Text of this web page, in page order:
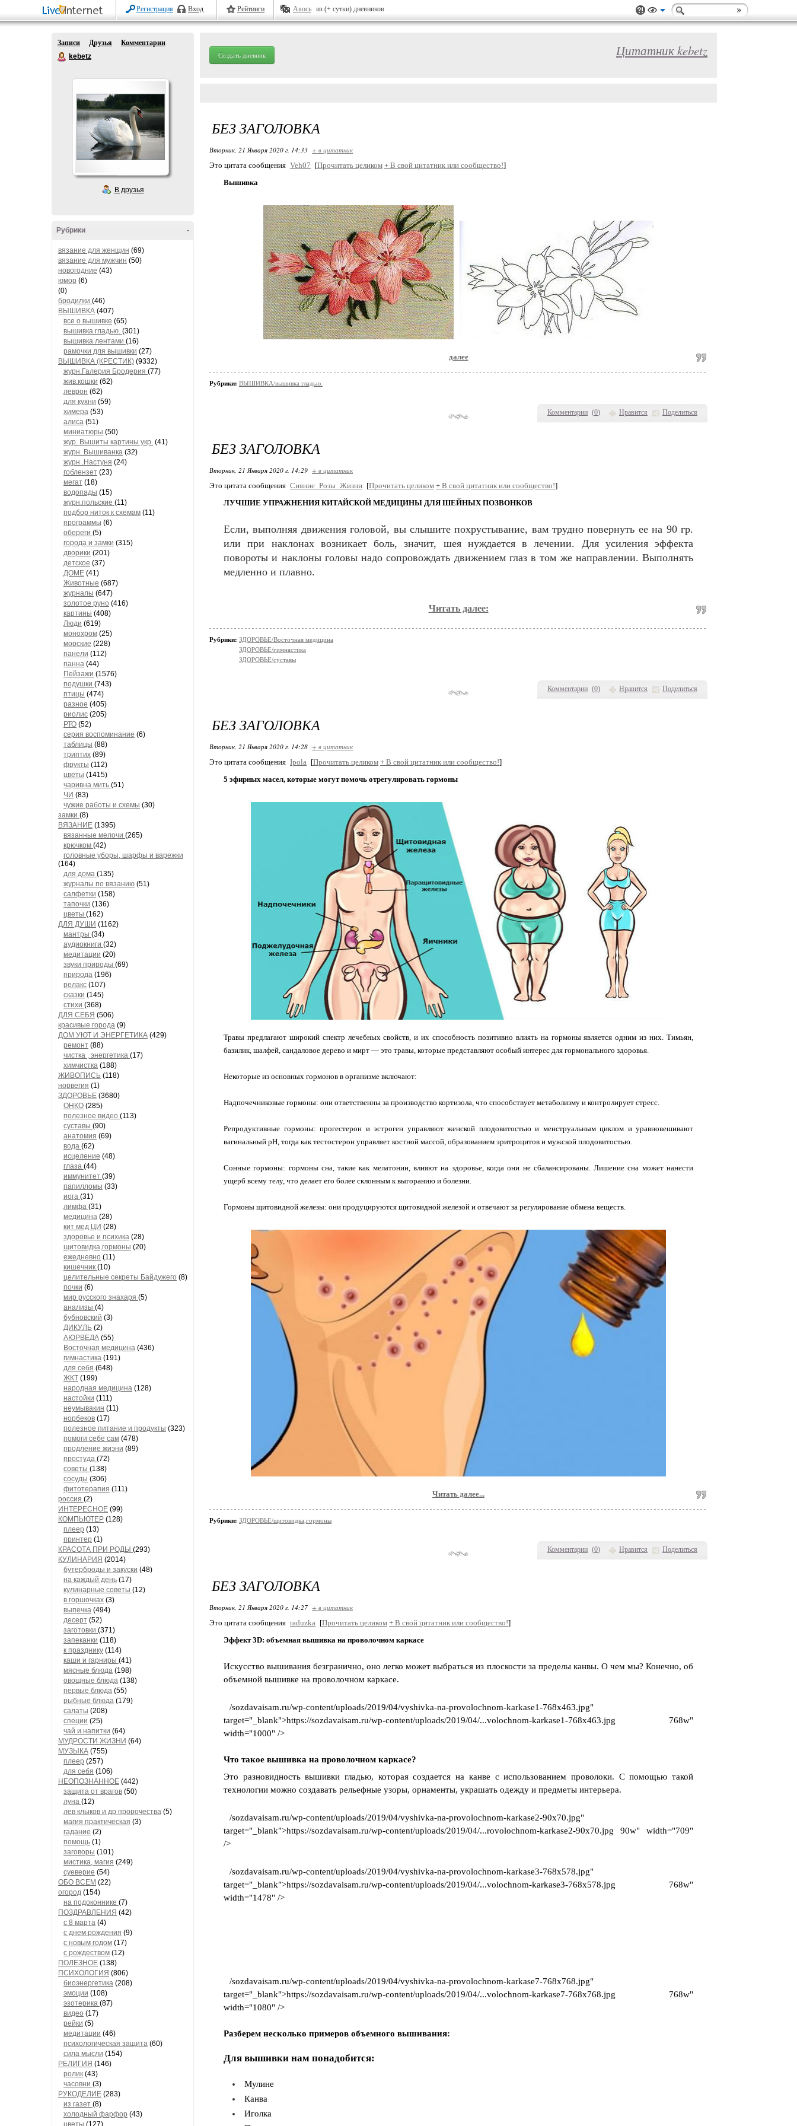
Регистрация Вход Рейтинги Авось из (+ сутки) дневников
Записи Друзья
Комментарии
kebetz
В друзья
-
Рубрики
вязание для женщин (69)
вязание для мужчин (50)
новогодние (43)
юмор (6)
(0)
бродилки (46)
ВЫШИВКА (407)
все о вышивке (65)
вышивка гладью. (301)
вышивка лентами (16)
рамочки для вышивки (27)
ВЫШИВКА (КРЕСТИК) (9332)
журн.Галерия Бродерия (77)
жив.кошки (62)
леврон (62)
для кухни (59)
химера (53)
алиса (51)
миниатюры (50)
жур. Вышиты картины укр. (41)
журн. Вышиванка (32)
журн .Настуня (24)
гоблензет (23)
мегат (18)
водопады (15)
журн.польские (11)
подбор ниток к схемам (11)
программы (6)
обереги (5)
города и замки (315)
дворики (201)
детское (37)
ДОМЕ (41)
Животные (687)
журналы (647)
золотое руно (416)
картины (408)
Люди (619)
монохром (25)
морские (228)
панели (112)
панна (44)
Пейзажи (1576)
подушки (743)
птицы (474)
разное (405)
риолис (205)
РТО (52)
серия воспоминание (6)
таблицы (88)
триптих (89)
фрукты (112)
цветы (1415)
чаривна мить (51)
ЧИ (83)
чужие работы и схемы (30)
замки (8)
ВЯЗАНИЕ (1395)
вязанные мелочи (265)
крючком (42)
головные уборы, шарфы и варежки
(164)
для дома (135)
журналы по вязанию (51)
салфетки (158)
тапочки (136)
цветы (162)
ДЛЯ ДУШИ (1162)
мантры (34)
аудиокниги (32)
медитации (20)
звуки природы (69)
природа (196)
релакс (107)
сказки (145)
стихи (368)
ДЛЯ СЕБЯ (506)
красивые города (9)
ДОМ УЮТ И ЭНЕРГЕТИКА (429)
ремонт (88)
чистка , энергетика (17)
химчистка (188)
ЖИВОПИСЬ (118)
норвегия (1)
ЗДОРОВЬЕ (3680)
ОНКО (285)
полезное видео (113)
суставы (90)
анатомия (69)
вода (62)
исцеление (48)
глаза (44)
иммунитет (39)
папилломы (33)
иога (31)
лимфа (31)
медицина (28)
кит мед ЦИ (28)
здоровье и психика (28)
щитовидка,гормоны (20)
ежедневно (11)
кишечник (10)
целительные секреты Байдужего (8)
почки (6)
мир русского знахаря (5)
анализы (4)
бубновский (3)
ДИКУЛЬ (2)
АЮРВЕДА (55)
Восточная медицина (436)
гимнастика (191)
для себя (648)
ЖКТ (199)
народная медицина (128)
настойки (111)
неумывакин (11)
норбеков (17)
полезное питание и продукты (323)
помоги себе сам (478)
продление жиэни (89)
простуда (72)
советы (138)
сосуды (306)
фитотерапия (111)
россия (2)
ИНТЕРЕСНОЕ (99)
КОМПЬЮТЕР (128)
плеер (13)
принтер (1)
КРАСОТА ПРИ РОДЫ (293)
КУЛИНАРИЯ (2014)
бутерброды и закуски (48)
на каждый день (17)
кулинарные советы (12)
в горшочках (3)
выпечка (494)
десерт (52)
заготовки (371)
запеканки (118)
к празднику (114)
каши и гарниры (41)
мясные блюда (198)
овощные блюда (138)
первые блюда (55)
рыбные блюда (179)
салаты (208)
специи (25)
чай и напитки (64)
МУДРОСТИ ЖИЗНИ (64)
МУЗЫКА (755)
плеер (257)
для себя (106)
НЕОПОЗНАННОЕ (442)
защита от врагов (50)
луна (12)
лев клыков и др пророчества (5)
магия практическая (3)
гадание (2)
помощь (1)
заговоры (101)
мистика, магия (249)
суеверие (54)
ОБО ВСЕМ (22)
огород (154)
на подоконнике (7)
ПОЗДРАВЛЕНИЯ (42)
с 8 марта (4)
с днем рождения (9)
с новым годом (17)
с рождеством (12)
ПОЛЕЗНОЕ (138)
ПСИХОЛОГИЯ (806)
биоэнергетика (208)
эмоции (108)
эзотерика (87)
видео (17)
рейки (5)
медитации (46)
психологическая защита (60)
сила мысли (154)
РЕЛИГИЯ (146)
ролик (43)
часовни (3)
РУКОДЕЛИЕ (283)
из газет (8)
холодный фарфор (43)
цветы (127)
Создать дневник Цитатник kebetz
Комментарии (0) Нравится Поделиться
БЕЗ ЗАГОЛОВКА
Вторник, 21 Января 2020 г. 14:33 + в цитатник
Это цитата сообщения Veh07 [Прочитать целиком + В свой цитатник или сообщество!]
Вышивка
далее
Рубрики: ВЫШИВКА/вышивка гладью.
Комментарии (0) Нравится Поделиться
БЕЗ ЗАГОЛОВКА
Вторник, 21 Января 2020 г. 14:29 + в цитатник
Это цитата сообщения Сияние_Розы_Жизни [Прочитать целиком + В свой цитатник или сообщество!]
ЛУЧШИЕ УПРАЖНЕНИЯ КИТАЙСКОЙ МЕДИЦИНЫ ДЛЯ ШЕЙНЫХ ПОЗВОНКОВ
Если, выполняя движения головой, вы слышите похрустывание, вам трудно повернуть ее на 90 гр.
или при наклонах возникает боль, значит, шея нуждается в лечении. Для усиления эффекта
повороты и наклоны головы надо сопровождать движением глаз в том же направлении. Выполнять
медленно и плавно.
Читать далее:
Рубрики: ЗДОРОВЬЕ/Восточная медицина
ЗДОРОВЬЕ/гимнастика
ЗДОРОВЬЕ/суставы
Комментарии (0) Нравится Поделиться
БЕЗ ЗАГОЛОВКА
Вторник, 21 Января 2020 г. 14:28 + в цитатник
Это цитата сообщения Ipola [Прочитать целиком + В свой цитатник или сообщество!]
5 эфирных масел, которые могут помочь отрегулировать гормоны
Травы предлагают широкий спектр лечебных свойств, и их способность позитивно влиять на гормоны является одним из них. Тимьян,
базилик, шалфей, сандаловое дерево и мирт — это травы, которые представляют особый интерес для гормонального здоровья.
Некоторые из основных гормонов в организме включают:
Надпочечниковые гормоны: они ответственны за производство кортизола, что способствует метаболизму и контролирует стресс.
Репродуктивные гормоны: прогестерон и эстроген управляют женской плодовитостью и менструальным циклом и уравновешивают
вагинальный рН, тогда как тестостерон управляет костной массой, образованием эритроцитов и мужской плодовитостью.
Сонные гормоны: гормоны сна, такие как мелатонин, влияют на здоровье, когда они не сбалансированы. Лишение сна может нанести
ущерб всему телу, что делает его более склонным к выгоранию и болезни.
Гормоны щитовидной железы: они продуцируются щитовидной железой и отвечают за регулирование обмена веществ.
Читать далее...
Рубрики: ЗДОРОВЬЕ/щитовидка,гормоны
БЕЗ ЗАГОЛОВКА
Вторник, 21 Января 2020 г. 14:27 + в цитатник
Это цитата сообщения raduzka [Прочитать целиком + В свой цитатник или сообщество!]
Эффект 3D: объемная вышивка на проволочном каркасе
Искусство вышивания безгранично, оно легко может выбраться из плоскости за пределы канвы. О чем мы? Конечно, об
объемной вышивке на проволочном каркасе.
/sozdavaisam.ru/wp-content/uploads/2019/04/vyshivka-na-provolochnom-karkase1-768x463.jpg"
target="_blank">https://sozdavaisam.ru/wp-content/uploads/2019/04/...volochnom-karkase1-768x463.jpg 768w"
width="1000" />
Что такое вышивка на проволочном каркасе?
Это разновидность вышивки гладью, которая создается на канве с использованием проволоки. С помощью такой
технологии можно создавать рельефные узоры, орнаменты, украшать одежду и предметы интерьера.
/sozdavaisam.ru/wp-content/uploads/2019/04/vyshivka-na-provolochnom-karkase2-90x70.jpg"
target="_blank">https://sozdavaisam.ru/wp-content/uploads/2019/04/...rovolochnom-karkase2-90x70.jpg 90w" width="709"
/>
/sozdavaisam.ru/wp-content/uploads/2019/04/vyshivka-na-provolochnom-karkase3-768x578.jpg"
target="_blank">https://sozdavaisam.ru/wp-content/uploads/2019/04/...volochnom-karkase3-768x578.jpg 768w"
width="1478" />
/sozdavaisam.ru/wp-content/uploads/2019/04/vyshivka-na-provolochnom-karkase7-768x768.jpg"
target="_blank">https://sozdavaisam.ru/wp-content/uploads/2019/04/...volochnom-karkase7-768x768.jpg 768w"
width="1080" />
Разберем несколько примеров объемного вышивания:
Для вышивки нам понадобится:
Мулине
Канва
Иголка